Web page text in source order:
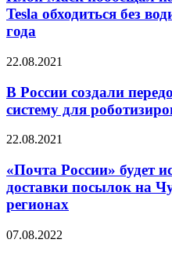
км
научить
электромобили
Tesla
без
к
маю
следующего
года
Tesla обходиться без
года
В
создали
передовую
навигационную
для
спецтехники
22.08.2021
В России создали
систему для
«Почта
будет
использовать
дроны
для
посылок
22.08.2021
«Почта России» будет
доставки посылок на
регионах
Amazon
07.08.2022